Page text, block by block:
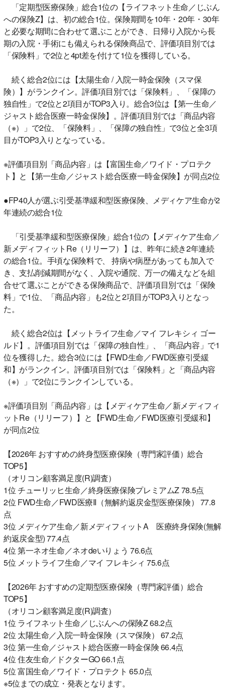
「定期型医療保険」総合1位の【ライフネット生命／じぶん
への保険Z】は、初の総合1位。保険期間を10年・20年・30年
と必要な期間に合わせて選ぶことができ、日帰り入院から長
期の入院・手術にも備えられる保険商品で、評価項目別では
「保険料」で2位と4pt差を付けて1位を獲得している。
続く総合2位には【太陽生命 / 入院一時金保険（スマ保
険）】がランクイン。評価項目別では「保険料」、「保障の
独自性」で2位と2項目がTOP3入り。総合3位は【第一生命／
ジャスト総合医療一時金保険】。評価項目別では「商品内容
（※）」で2位、「保険料」、「保障の独自性」で3位と全3項
目がTOP3入りとなっている。
※評価項目別「商品内容」は【富国生命／ワイド・プロテク
ト】と【第一生命／ジャスト総合医療一時金保険】が同点2位
●FP40人が選ぶ引受基準緩和型医療保険、メディケア生命が2
年連続の総合1位
「引受基準緩和型医療保険」総合1位の【メディケア生命／
新メディフィットRe（リリーフ）】は、昨年に続き2年連続
の総合1位。手頃な保険料で、 持病や病歴があっても加入で
き、支払削減期間がなく、入院や通院、万一の備えなどを組
合せて選ぶことができる保険商品で、評価項目別では「保険
料」で1位、「商品内容」も2位と2項目がTOP3入りとなっ
た。
続く総合2位は【メットライフ生命／マイ フレキシィ ゴー
ルド】。評価項目別では「保障の独自性」、「商品内容」で1
位を獲得した。総合3位には【FWD生命／FWD医療引受緩
和】がランクイン。評価項目別では「保険料」と「商品内容
（※）」で2位にランクインしている。
※評価項目別「商品内容」は【メディケア生命／新メディフィ
ットRe（リリーフ）】と【FWD生命／FWD医療引受緩和】
が同点2位
【2026年 おすすめの終身型医療保険（専門家評価）総合
TOP5】
（オリコン顧客満足度(R)調査）
1位 チューリッヒ生命／終身医療保険プレミアムZ 78.5点
2位 FWD生命／FWD医療II（無解約返戻金型医療保険） 77.8
点
3位 メディケア生命／新メディフィットA 医療終身保険(無解
約返戻金型) 77.4点
4位 第一ネオ生命／ネオdeいりょう 76.6点
5位 メットライフ生命／マイ フレキシィ 75.6点
【2026年 おすすめの定期型医療保険（専門家評価）総合
TOP5】
（オリコン顧客満足度(R)調査）
1位 ライフネット生命／じぶんへの保険Z 68.2点
2位 太陽生命／入院一時金保険（スマ保険） 67.2点
3位 第一生命／ジャスト総合医療一時金保険 66.4点
4位 住友生命／ドクターGO 66.1点
5位 富国生命／ワイド・プロテクト 65.0点
※5位までの成立・発表となります。